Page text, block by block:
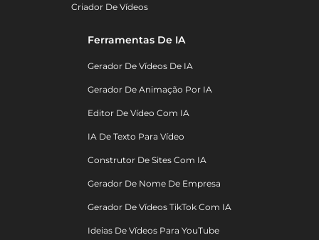
Criador De Vídeos
Ferramentas De IA
Gerador De Vídeos De IA
Gerador De Animação Por IA
Editor De Vídeo Com IA
IA De Texto Para Vídeo
Construtor De Sites Com IA
Gerador De Nome De Empresa
Gerador De Vídeos TikTok Com IA
Ideias De Vídeos Para YouTube